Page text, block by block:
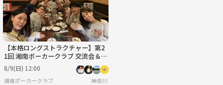
【本格ロングストラクチャー】第2
1回 湘南ポーカークラブ 交流会＆ト
ーナメント（藤沢）
8/9(日) 12:00
湘南ポーカークラブ 神奈川